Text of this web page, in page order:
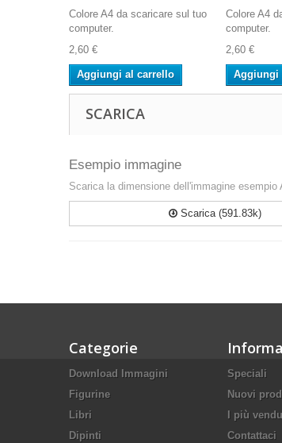
Colore A4 da scaricare sul tuo
computer.
2,60 €
Aggiungi al carrello
Colore A4
computer.
2,60 €
Aggiungi
SCARICA
Esempio immagine
Scarica la dimensione dell'immagine esempio
Scarica (591.83k)
Categorie
Download Immagini
Figurine
Libri
Dipinti
Speciali
Nuovi
I più
Contattaci